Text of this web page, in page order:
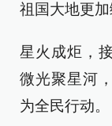
祖国大地更
星火成炬，
微光聚星河
为全民行动。